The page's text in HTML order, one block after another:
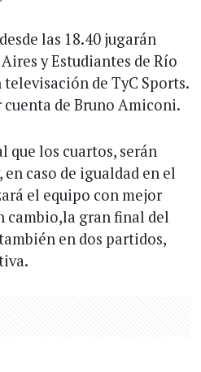
las 18.40 jugarán
y Estudiantes de Río
televisación de TyC Sports.
de Bruno Amiconi.
que los cuartos, serán
en caso de igualdad en el
el equipo con mejor
cambio,la gran final del
en dos partidos,